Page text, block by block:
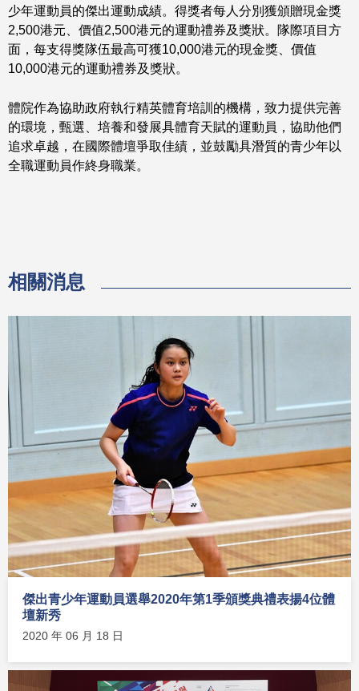
少年運動員的傑出運動成績。得獎者每人分別獲頒贈現金獎
2,500港元、價值2,500港元的運動禮券及獎狀。隊際項目方
面，每支得獎隊伍最高可獲10,000港元的現金獎、價值
10,000港元的運動禮券及獎狀。
體院作為協助政府執行精英體育培訓的機構，致力提供完善
的環境，甄選、培養和發展具體育天賦的運動員，協助他們
追求卓越，在國際體壇爭取佳績，並鼓勵具潛質的青少年以
全職運動員作終身職業。
相關消息
傑出青少年運動員選舉2020年第1季頒獎典禮表揚4位體
壇新秀
2020 年 06 月 18 日